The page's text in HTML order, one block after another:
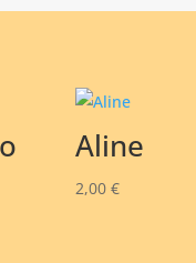
Aline
2,00 €